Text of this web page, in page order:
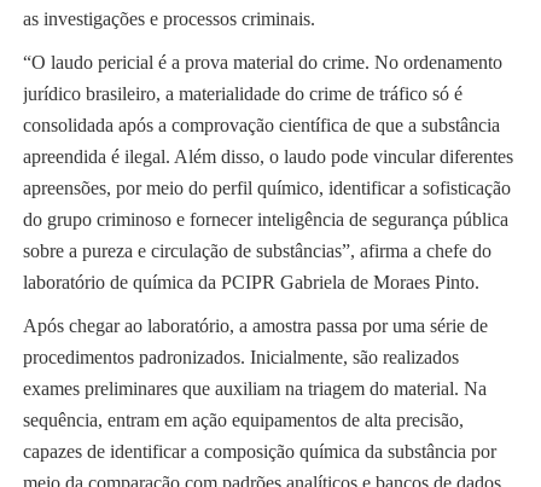
as investigações e processos criminais.
“O laudo pericial é a prova material do crime. No ordenamento
jurídico brasileiro, a materialidade do crime de tráfico só é
consolidada após a comprovação científica de que a substância
apreendida é ilegal. Além disso, o laudo pode vincular diferentes
apreensões, por meio do perfil químico, identificar a sofisticação
do grupo criminoso e fornecer inteligência de segurança pública
sobre a pureza e circulação de substâncias”, afirma a chefe do
laboratório de química da PCIPR Gabriela de Moraes Pinto.
Após chegar ao laboratório, a amostra passa por uma série de
procedimentos padronizados. Inicialmente, são realizados
exames preliminares que auxiliam na triagem do material. Na
sequência, entram em ação equipamentos de alta precisão,
capazes de identificar a composição química da substância por